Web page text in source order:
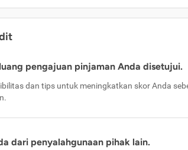
pengajuan pinjaman Anda disetujui.
dan tips untuk meningkatkan skor Anda
dari penyalahgunaan pihak lain.